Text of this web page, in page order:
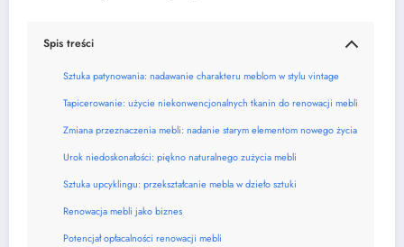
Spis treści
Sztuka patynowania: nadawanie charakteru meblom w stylu vintage
Tapicerowanie: użycie niekonwencjonalnych tkanin do renowacji mebli
Zmiana przeznaczenia mebli: nadanie starym elementom nowego życia
Urok niedoskonałości: piękno naturalnego zużycia mebli
Sztuka upcyklingu: przekształcanie mebla w dzieło sztuki
Renowacja mebli jako biznes
Potencjał opłacalności renowacji mebli